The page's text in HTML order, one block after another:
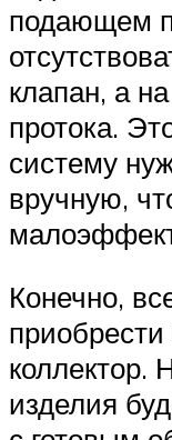
подающем
клапан, а
протока.
систему
вручную,
Конечно,
коллектор.
изделия